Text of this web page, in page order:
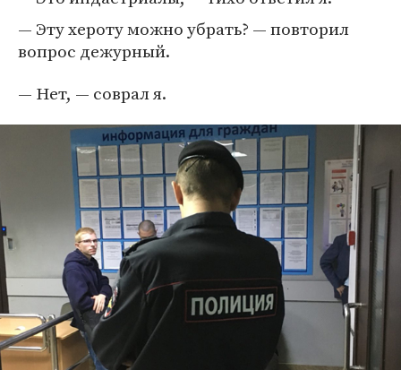
— Эту хероту можно убрать? — повторил
вопрос дежурный.
— Нет, — соврал я.